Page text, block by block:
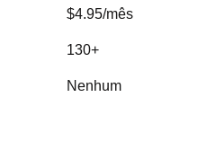
$4.95/mês
130+
Nenhum